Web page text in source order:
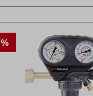
%